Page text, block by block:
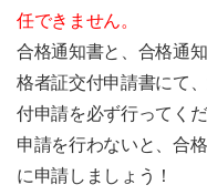
任できません。
合格通知書と、合格通
格者証交付申請書にて
付申請を必ず行ってく
申請を行わないと、合
に申請しましょう！